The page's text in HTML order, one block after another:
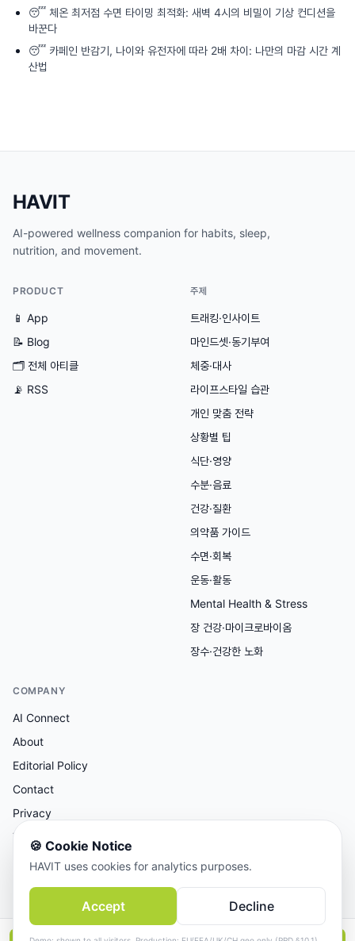
😴 체온 최저점 수면 타이밍 최적화: 새벽 4시의 비밀이 기상 컨디션을
바꾼다
😴 카페인 반감기, 나이와 유전자에 따라 2배 차이: 나만의 마감 시간 계
산법
HAVIT
AI-powered wellness companion for habits, sleep,
nutrition, and movement.
PRODUCT
📱 App
📝 Blog
🗂 전체 아티클
📡 RSS
주제
트래킹·인사이트
마인드셋·동기부여
체중·대사
라이프스타일 습관
개인 맞춤 전략
상황별 팁
식단·영양
수분·음료
건강·질환
의약품 가이드
수면·회복
운동·활동
Mental Health & Stress
장 건강·마이크로바이옴
장수·건강한 노화
COMPANY
AI Connect
About
Editorial Policy
Contact
Privacy
Terms
AI 보조 리서치, 사람이 검토한 콘텐츠.
🍪 Cookie Notice
HAVIT uses cookies for analytics purposes.
Accept Decline